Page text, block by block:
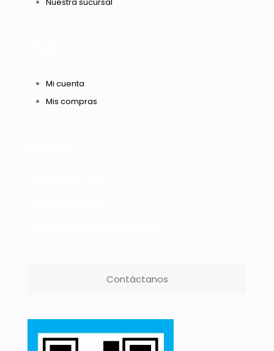
Mi cuenta
Mis compras
Contáctanos